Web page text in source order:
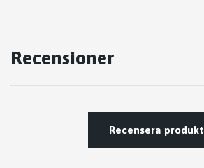
Recensioner
Recensera produkt